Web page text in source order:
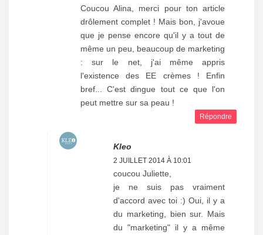
Coucou Alina, merci pour ton article
drôlement complet ! Mais bon, j'avoue
que je pense encore qu'il y a tout de
même un peu, beaucoup de marketing
: sur le net, j'ai même appris
l'existence des EE crèmes ! Enfin
bref... C'est dingue tout ce que l'on
peut mettre sur sa peau !
Répondre
Kleo
2 JUILLET 2014 À 10:01
coucou Juliette,
je ne suis pas vraiment
d'accord avec toi :) Oui, il y a
du marketing, bien sur. Mais
du "marketing" il y a même